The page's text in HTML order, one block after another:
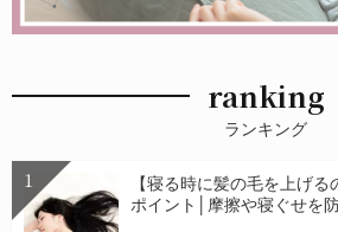
ranking
ランキング
【寝る時に髪の毛を上げ
ポイント│摩擦や寝ぐせを